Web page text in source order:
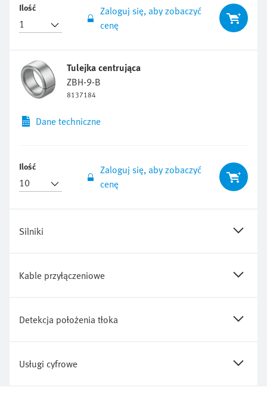
Ilość
Zaloguj się, aby zobaczyć
cenę
Tulejka centrująca
ZBH-9-B
8137184
Dane techniczne
Ilość
Zaloguj się, aby zobaczyć
cenę
Silniki
Kable przyłączeniowe
Detekcja położenia tłoka
Usługi cyfrowe